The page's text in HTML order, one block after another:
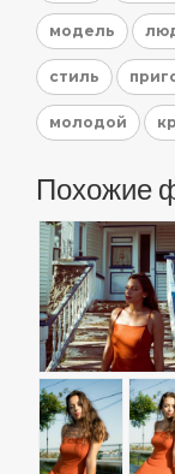
модель
стиль
молодой
Похожие